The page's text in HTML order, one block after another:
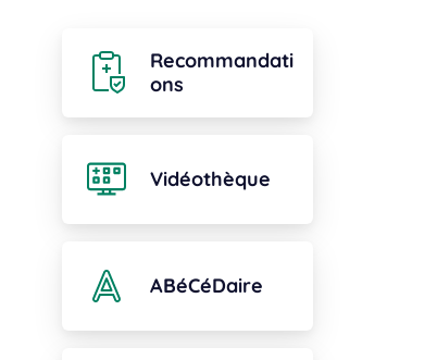
Recommandati
ons
Vidéothèque
ABéCéDaire